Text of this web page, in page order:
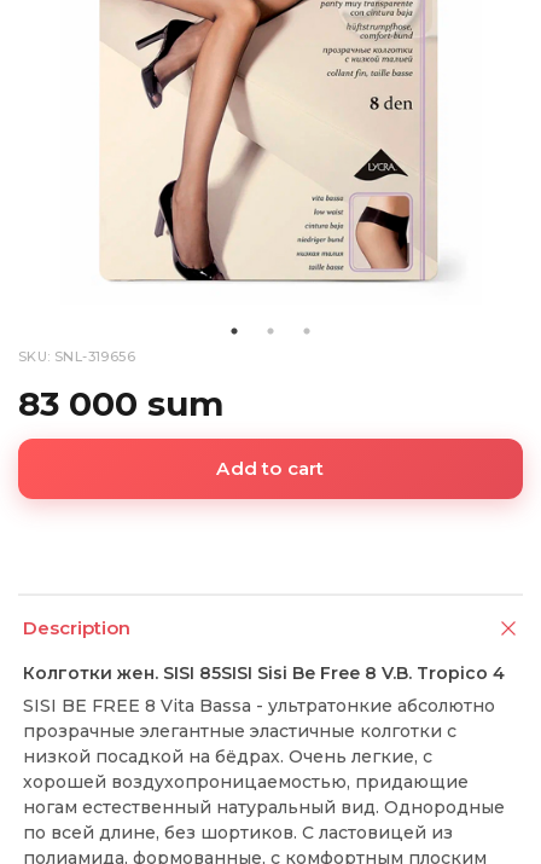
SKU: SNL-319656
83 000 sum
Add to cart
Description
Колготки жен. SISI 85SISI Sisi Be Free 8 V.B. Tropico 4
SISI BE FREE 8 Vita Bassa - ультратонкие абсолютно
прозрачные элегантные эластичные колготки с
низкой посадкой на бёдрах. Очень легкие, с
хорошей воздухопроницаемостью, придающие
ногам естественный натуральный вид. Однородные
по всей длине, без шортиков. С ластовицей из
полиамида, формованные, с комфортным плоским